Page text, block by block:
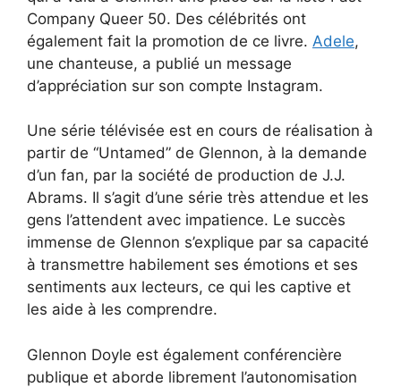
Company Queer 50. Des célébrités ont
également fait la promotion de ce livre. Adele,
une chanteuse, a publié un message
d’appréciation sur son compte Instagram.
Une série télévisée est en cours de réalisation à
partir de “Untamed” de Glennon, à la demande
d’un fan, par la société de production de J.J.
Abrams. Il s’agit d’une série très attendue et les
gens l’attendent avec impatience. Le succès
immense de Glennon s’explique par sa capacité
à transmettre habilement ses émotions et ses
sentiments aux lecteurs, ce qui les captive et
les aide à les comprendre.
Glennon Doyle est également conférencière
publique et aborde librement l’autonomisation